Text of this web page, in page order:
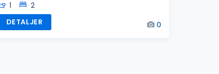
1
2
DETALJER
0